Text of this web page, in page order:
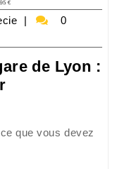
parking-
0
de Lyon :
Les
taxis
que vous devez